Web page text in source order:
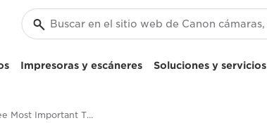
Impresoras y escáneres Soluciones y servicios
The Three Most Important Things To Consider About Future-Proofing With 4K Recording